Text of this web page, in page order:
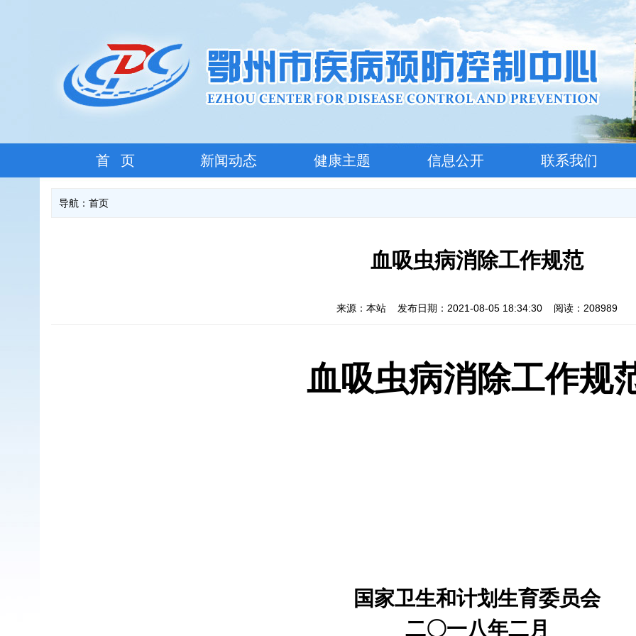
首 页 新闻动态 健康主题 信息公开 联系我们
导航： 首页
血吸虫病消除工作规范
来源：本站 发布日期：2021-08-05 18:34:30 阅读：208989
血吸虫病消除工作规
国家卫生和计划生育委员会
二〇一八年二月